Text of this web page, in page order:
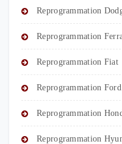
Reprogrammation
Reprogrammation
Reprogrammation Fiat
Reprogrammation Ford
Reprogrammation
Reprogrammation